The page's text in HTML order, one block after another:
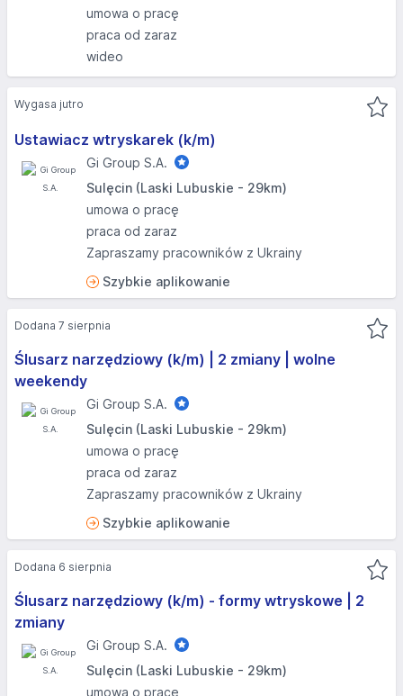
umowa o pracę
praca od zaraz
wideo
Ustawiacz wtryskarek (k/m)
Gi Group S.A.
Sulęcin (Laski Lubuskie - 29km)
umowa o pracę
praca od zaraz
Zapraszamy pracowników z Ukrainy
Szybkie aplikowanie
Wygasa jutro
Ślusarz narzędziowy (k/m) | 2 zmiany | wolne
weekendy
Gi Group S.A.
Sulęcin (Laski Lubuskie - 29km)
umowa o pracę
praca od zaraz
Zapraszamy pracowników z Ukrainy
Szybkie aplikowanie
Dodana 7 sierpnia
Ślusarz narzędziowy (k/m) - formy wtryskowe | 2
zmiany
Gi Group S.A.
Sulęcin (Laski Lubuskie - 29km)
umowa o pracę
Dodana 6 sierpnia